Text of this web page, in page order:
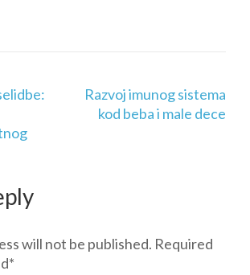
Razvoj imunog sistema
kod beba i male dece
will not be published. Required
*